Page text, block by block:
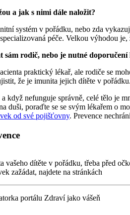
a jak s nimi dále naložit?
systém v pořádku, nebo zda
péče. Velkou výhodou
sám rodič, nebo je nutné doporučení
praktický lékař, ale rodiče se
že je imunita jejich dítěte v pořádku.
když nefunguje správně, celé tělo je
duši, poraďte se se svým lékařem o
od své pojišťovny. Prevence
vašeho dítěte v pořádku, třeba před
zažádat, najdete na stránkách
portálu Zdraví jako vášeň